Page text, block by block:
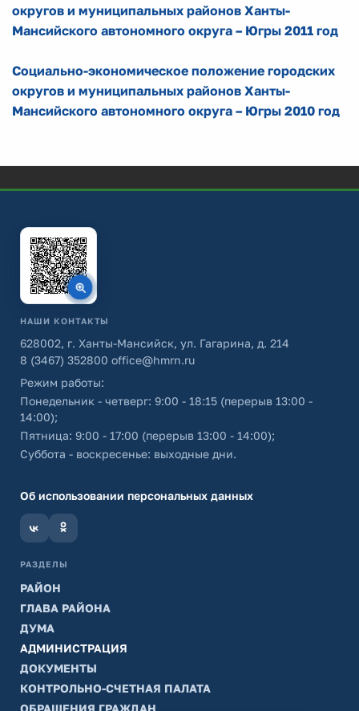
округов и муниципальных районов Ханты-
Мансийского автономного округа – Югры 2011 год
Социально-экономическое положение городских
округов и муниципальных районов Ханты-
Мансийского автономного округа – Югры 2010 год
НАШИ КОНТАКТЫ
628002, г. Ханты-Мансийск, ул. Гагарина, д. 214
8 (3467) 352800 office@hmrn.ru
Режим работы:
Понедельник - четверг: 9:00 - 18:15 (перерыв 13:00 -
14:00);
Пятница: 9:00 - 17:00 (перерыв 13:00 - 14:00);
Суббота - воскресенье: выходные дни.
Об использовании персональных данных
РАЗДЕЛЫ
РАЙОН
ГЛАВА РАЙОНА
ДУМА
АДМИНИСТРАЦИЯ
ДОКУМЕНТЫ
КОНТРОЛЬНО-СЧЕТНАЯ ПАЛАТА
ОБРАЩЕНИЯ ГРАЖДАН